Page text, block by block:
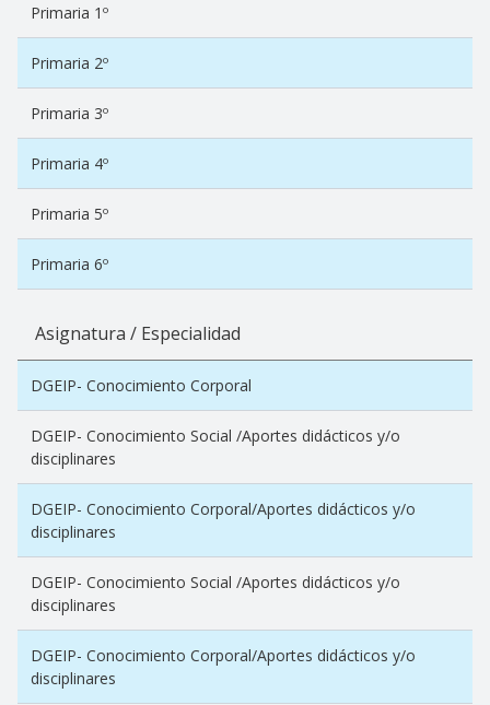
Primaria 1º
Primaria 2º
Primaria 3º
Primaria 4º
Primaria 5º
Primaria 6º
Asignatura / Especialidad
DGEIP- Conocimiento Corporal
DGEIP- Conocimiento Social /Aportes didácticos y/o
disciplinares
DGEIP- Conocimiento Corporal/Aportes didácticos y/o
disciplinares
DGEIP- Conocimiento Social /Aportes didácticos y/o
disciplinares
DGEIP- Conocimiento Corporal/Aportes didácticos y/o
disciplinares